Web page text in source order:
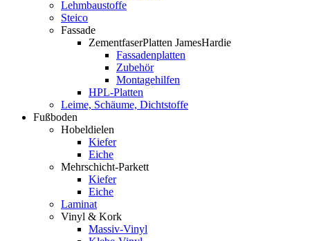
Lehmbaustoffe
Steico
Fassade
ZementfaserPlatten JamesHardie
Fassadenplatten
Zubehör
Montagehilfen
HPL-Platten
Leime, Schäume, Dichtstoffe
Fußboden
Hobeldielen
Kiefer
Eiche
Mehrschicht-Parkett
Kiefer
Eiche
Laminat
Vinyl & Kork
Massiv-Vinyl